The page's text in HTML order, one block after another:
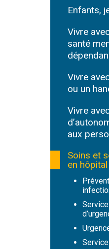
Enfants,
Vivre
santé
Vivre
ou un
Vivre
aux
Soins et
en hôpital